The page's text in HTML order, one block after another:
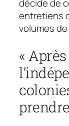
décide de
entretiens
volumes de
«